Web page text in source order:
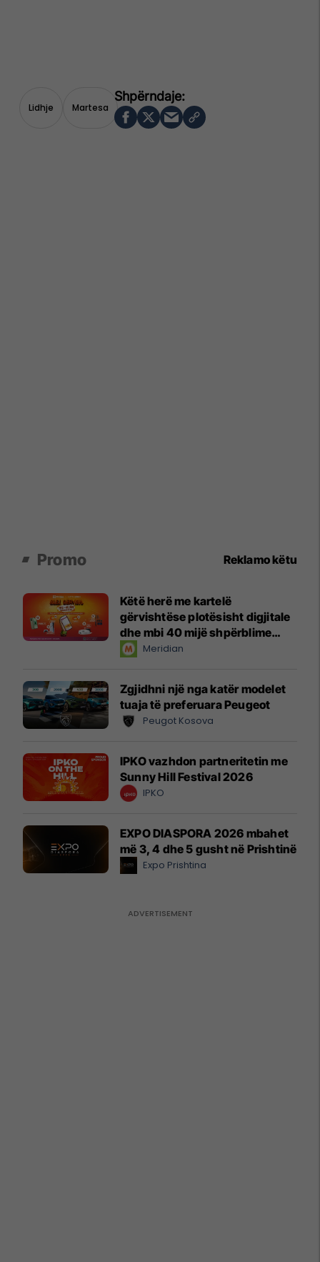
Lidhje Martesa
Promo Reklamo këtu
Këtë herë me kartelë
gërvishtëse plotësisht digjitale
dhe mbi 40 mijë shpërblime
instant!Meridian
Zgjidhni një nga katër modelet
tuaja të preferuara Peugeot
Peugot Kosova
IPKO vazhdon partneritetin me
Sunny Hill Festival 2026
IPKO
EXPO DIASPORA 2026 mbahet
më 3, 4 dhe 5 gusht në Prishtinë
Expo Prishtina